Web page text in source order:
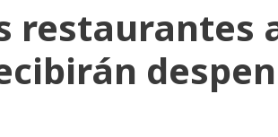
restaurantes